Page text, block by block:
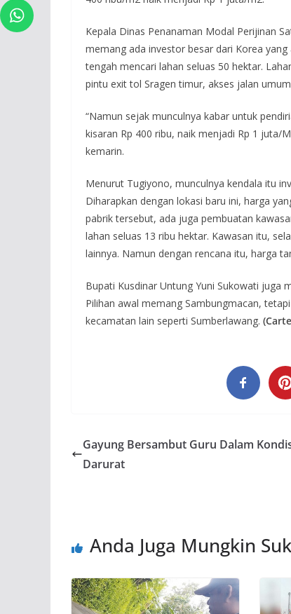
Kepala Dinas Penanaman Modal Perijinan
memang ada investor besar dari Korea
tengah mencari lahan seluas 50 hektar.
pintu exit tol Sragen timur, akses jalan
“Namun sejak munculnya kabar untuk
kisaran Rp 400 ribu, naik menjadi Rp 1 juta/
kemarin.
Menurut Tugiyono, munculnya kendala itu
Diharapkan dengan lokasi baru ini, harga
pabrik tersebut, ada juga pembuatan
lahan seluas 13 ribu hektar. Kawasan itu,
lainnya. Namun dengan rencana itu, harga
Bupati Kusdinar Untung Yuni Sukowati juga
Pilihan awal memang Sambungmacan,
kecamatan lain seperti Sumberlawang.
Gayung Bersambut Guru Dalam
Darurat
Anda Juga Mungkin